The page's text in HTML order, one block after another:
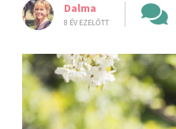
Dalma
8 ÉV EZELŐTT